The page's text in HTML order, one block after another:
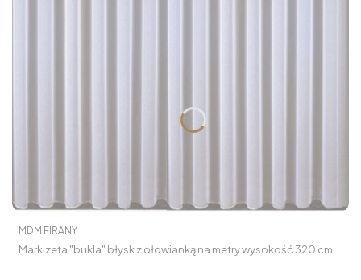
PRODUCENT
MDM FIRANY
Markizeta "bukla" błysk z ołowianką na metry wysokość 320 cm